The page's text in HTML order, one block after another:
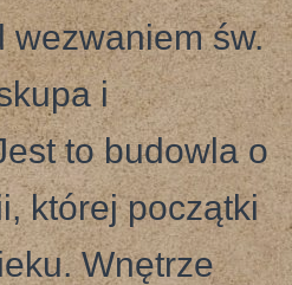
wezwaniem św.
i
to budowla o
której początki
Wnętrze